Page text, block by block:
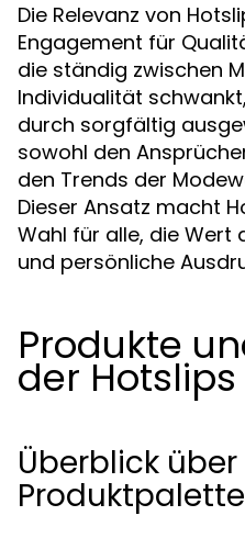
Die Relevanz von
Engagement für
die ständig zwischen
Individualität
durch sorgfältig
sowohl den
den Trends der
Dieser Ansatz macht
Wahl für alle, die Wert
und persönliche
Produkte
der Hotslips
Überblick
Produktpalette